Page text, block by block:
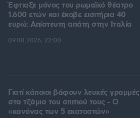
Έφτιαξε μόνος του ρωμαϊκό θέατρο
1.600 ετών και έκοβε εισιτήρια 40
ευρώ: Απίστευτη απάτη στην Ιταλία
09.08.2026, 22:00
Γιατί κάποιοι βάφουν λευκές γραμμές
στα τζάμια του σπιτιού τους - Ο
«κανόνας των 5 εκατοστών»